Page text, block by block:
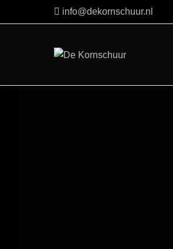
to
info@dekornschuur.nl